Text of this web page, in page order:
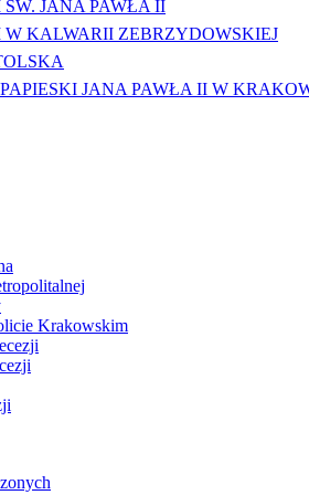
JANA PAWŁA II
KALWARII ZEBRZYDOWSKIEJ
JANA PAWŁA II W
Krakowskim